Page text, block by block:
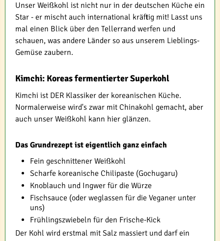
Unser Weißkohl ist nicht nur in der deutschen Küche ein
Star - er mischt auch international kräftig mit! Lasst uns
mal einen Blick über den Tellerrand werfen und
schauen, was andere Länder so aus unserem Lieblings-
Gemüse zaubern.
Kimchi: Koreas fermentierter Superkohl
Kimchi ist DER Klassiker der koreanischen Küche.
Normalerweise wird's zwar mit Chinakohl gemacht, aber
auch unser Weißkohl kann hier glänzen.
Das Grundrezept ist eigentlich ganz einfach
Fein geschnittener Weißkohl
Scharfe koreanische Chilipaste (Gochugaru)
Knoblauch und Ingwer für die Würze
Fischsauce (oder weglassen für die Veganer unter
uns)
Frühlingszwiebeln für den Frische-Kick
Der Kohl wird erstmal mit Salz massiert und darf ein